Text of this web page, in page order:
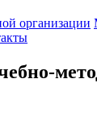
организации